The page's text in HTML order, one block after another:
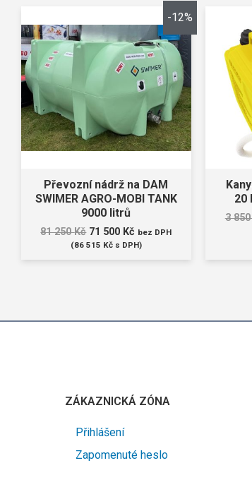
-12%
Převozní nádrž na DAM
SWIMER AGRO-MOBI TANK
9000 litrů
81 250Kč 71 500 Kč bez DPH
(86 515 Kčs DPH)
20
3
ZÁKAZNICKÁ ZÓNA
Přihlášení
Zapomenuté heslo